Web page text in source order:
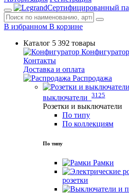
Сертифицированный
В избранном В корзине
Каталог 5 392 товары
Конфигуратор
Контакты
Доставка и оплата
Распродажа
выключатели 3125
Розетки и выключатели
По типу
По коллекциям
По типу
Рамки
розетки